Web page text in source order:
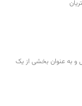
و به عنوان بخشی از یک